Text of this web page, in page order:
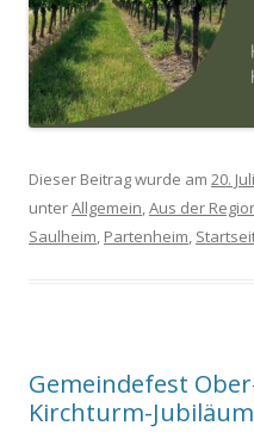
Dieser Beitrag wurde am 20.
unterAllgemein,Aus der
Saulheim, Partenheim,
Gemeindefest
Kirchturm-Jubiläum